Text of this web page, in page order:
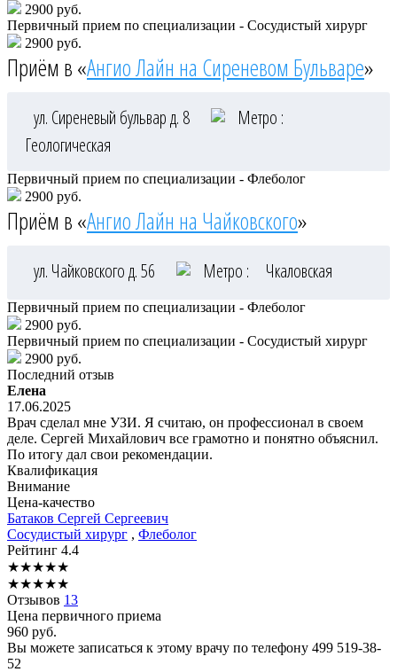
2900 руб.
Первичный прием по специализации - Сосудистый хирург
2900 руб.
Приём в «Ангио Лайн на Сиреневом Бульваре»
ул. Сиреневый бульвар д. 8
Метро :
Геологическая
Первичный прием по специализации - Флеболог
2900 руб.
Приём в «Ангио Лайн на Чайковского»
ул. Чайковского д. 56 Метро : Чкаловская
Первичный прием по специализации - Флеболог
2900 руб.
Первичный прием по специализации - Сосудистый хирург
2900 руб.
Последний отзыв
Елена
17.06.2025
Врач сделал мне УЗИ. Я считаю, он профессионал в своем
деле. Сергей Михайлович все грамотно и понятно объяснил.
По итогу дал свои рекомендации.
Квалификация
Внимание
Цена-качество
Батаков Сергей Сергеевич
Сосудистый хирург , Флеболог
Рейтинг 4.4
★★★★★
★★★★★
Отзывов 13
Цена первичного приема
960 руб.
Вы можете записаться к этому врачу по телефону 499 519-38-
52